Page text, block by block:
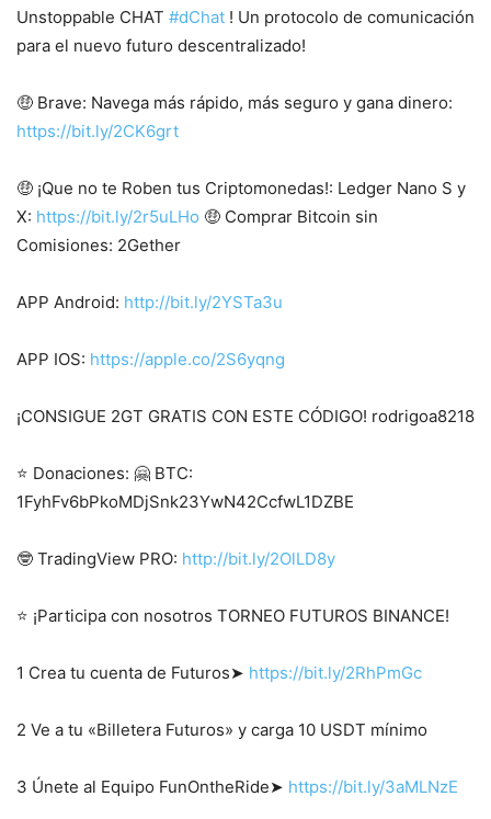
Unstoppable CHAT #dChat ! Un protocolo de comunicación
para el nuevo futuro descentralizado!
🤑 Brave: Navega más rápido, más seguro y gana dinero:
https://bit.ly/2CK6grt
🤑 ¡Que no te Roben tus Criptomonedas!: Ledger Nano S y
X: https://bit.ly/2r5uLHo 🤑 Comprar Bitcoin sin
Comisiones: 2Gether
APP Android: http://bit.ly/2YSTa3u
APP IOS: https://apple.co/2S6yqng
¡CONSIGUE 2GT GRATIS CON ESTE CÓDIGO! rodrigoa8218
⭐ Donaciones: 🤗 BTC:
1FyhFv6bPkoMDjSnk23YwN42CcfwL1DZBE
🤓 TradingView PRO: http://bit.ly/2OlLD8y
⭐ ¡Participa con nosotros TORNEO FUTUROS BINANCE!
1 Crea tu cuenta de Futuros➤ https://bit.ly/2RhPmGc
2 Ve a tu «Billetera Futuros» y carga 10 USDT mínimo
3 Únete al Equipo FunOntheRide➤ https://bit.ly/3aMLNzE